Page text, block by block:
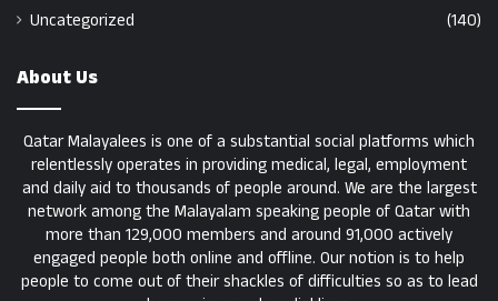
Uncategorized
(140)
About Us
Qatar Malayalees is one of a substantial social platforms which
relentlessly operates in providing medical, legal, employment
and daily aid to thousands of people around. We are the largest
network among the Malayalam speaking people of Qatar with
more than 129,000 members and around 91,000 actively
engaged people both online and offline. Our notion is to help
people to come out of their shackles of difficulties so as to lead